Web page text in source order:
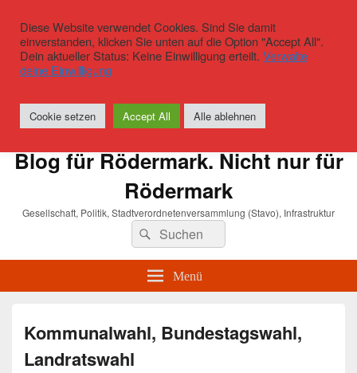
Blog für Rödermark. Nicht nur für
Rödermark
Gesellschaft, Politik, Stadtverordnetenversammlung (Stavo), Infrastruktur
Suchen
nach:
Suchen
Menü
Kommunalwahl, Bundestagswahl,
Landratswahl
Diese Website verwendet Cookies. Sind Sie damit
einverstanden, klicken Sie unten auf die Option "Accept All".
Dein aktueller Status: Keine Einwilligung erteilt. Verwalte
deine Einwilligung
Cookie setzen Accept All Alle ablehnen